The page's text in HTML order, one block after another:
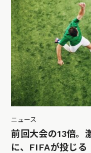
ニュース
前回大会の13倍。
に、FIFAが投じる